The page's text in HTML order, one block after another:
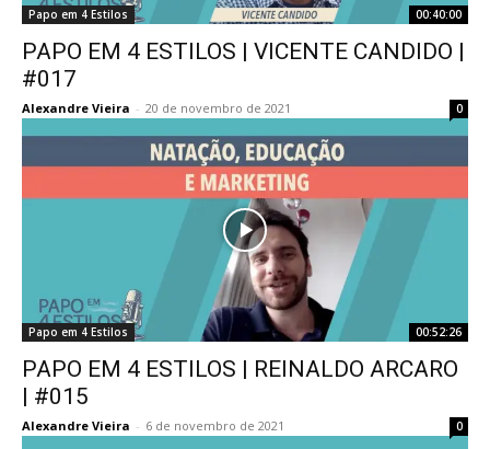
Papo em 4 Estilos 00:40:00
PAPO EM 4 ESTILOS | VICENTE CANDIDO |
#017
Alexandre Vieira - 20 de novembro de 2021 0
Papo em 4 Estilos 00:52:26
PAPO EM 4 ESTILOS | REINALDO ARCARO
| #015
Alexandre Vieira - 6 de novembro de 2021 0